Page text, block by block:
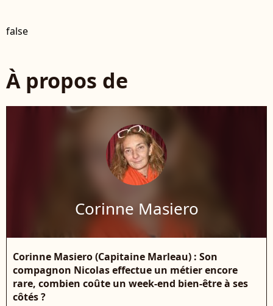
false
À propos de
Corinne Masiero
Corinne Masiero (Capitaine Marleau) : Son
compagnon Nicolas effectue un métier encore
rare, combien coûte un week-end bien-être à ses
côtés ?